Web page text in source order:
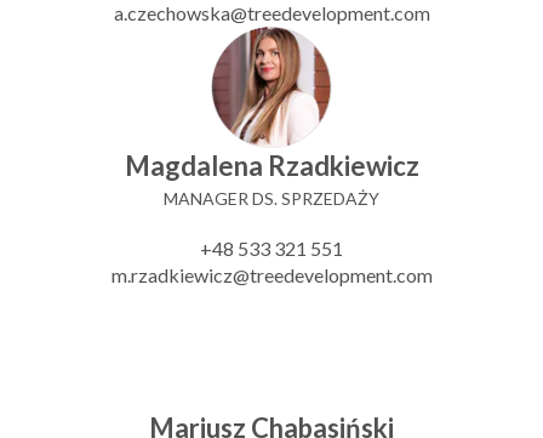
a.czechowska@treedevelopment.com
Magdalena Rzadkiewicz
MANAGER DS. SPRZEDAŻY
+48 533 321 551
m.rzadkiewicz@treedevelopment.com
Mariusz Chabasiński